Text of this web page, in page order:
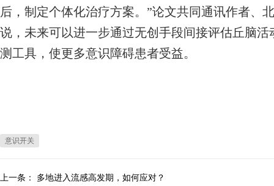
后，制定个体化治疗方案。”论文共同通讯作者、
说，未来可以进一步通过无创手段间接评估丘脑
测工具，使更多意识障碍患者受益。
意识开关
上一条： 多地进入流感高发期，如何应对？